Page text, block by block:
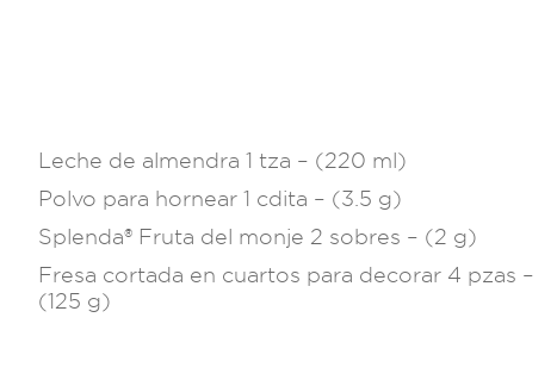
Leche de almendra 1 tza – (220 ml)​
Polvo para hornear 1 cdita – (3.5 g)​
Splenda® Fruta del monje 2 sobres – (2 g) ​
Fresa cortada en cuartos para decorar 4 pzas –
(125 g)​